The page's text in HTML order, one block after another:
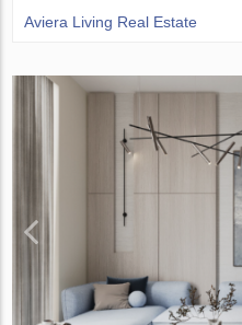
Aviera Living Real Estate